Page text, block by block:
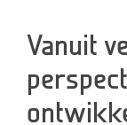
Vanuit